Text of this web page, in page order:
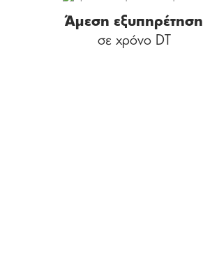
Άμεση εξυπηρέτηση
σε χρόνο DT